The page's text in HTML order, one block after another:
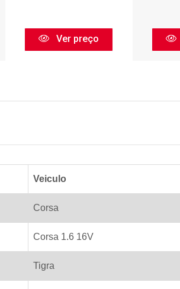
Ver preço
Veiculo
Corsa
Corsa 1.6 16V
Tigra